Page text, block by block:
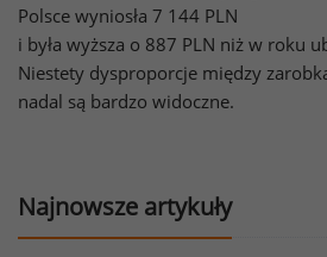
Polsce wyniosła 7 144 PLN
i była wyższa o 887 PLN niż w roku
Niestety dysproporcje między
nadal są bardzo widoczne.
Najnowsze artykuły